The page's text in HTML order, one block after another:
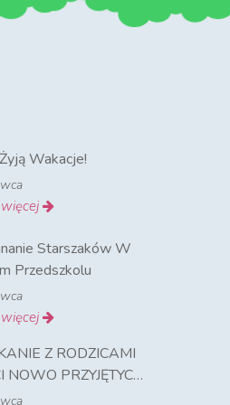
Wakacje!
Starszaków W
Przedszkolu
Z RODZICAMI
NOWO PRZYJĘTYCH
SZKOLNY 2026-